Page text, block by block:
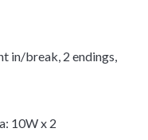
in/break, 2 endings,
10W x 2